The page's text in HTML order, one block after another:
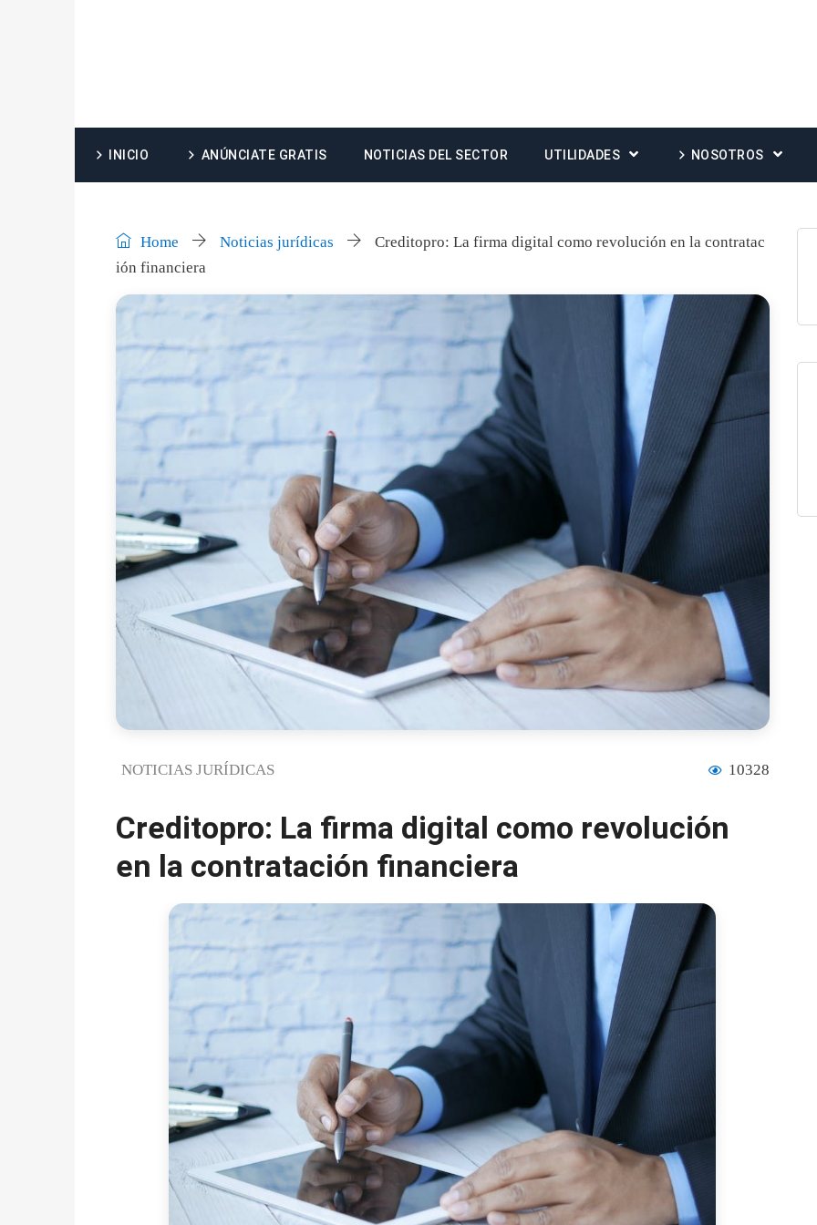
INICIO ANÚNCIATE GRATIS NOTICIAS DEL SECTOR UTILIDADES NOSOTROS
Home Noticias jurídicas
Creditopro: La firma digital como revolución en la contratac
ión financiera
NOTICIAS JURÍDICAS 10328
Creditopro: La firma digital como revolución
en la contratación financiera